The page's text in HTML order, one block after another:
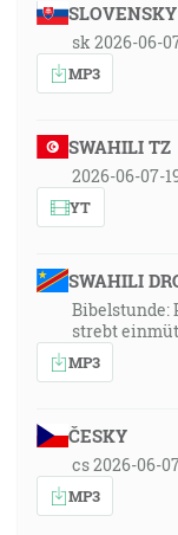
SLOVENSKY
sk 2026-06-
MP3
SWAHILI TZ
2026-06-07-
YT
SWAHILI
Bibelstunde:
strebt
MP3
ČESKY
cs 2026-06-
MP3